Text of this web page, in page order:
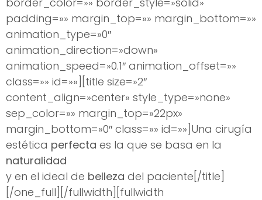
padding=»» margin_top=»» margin_bottom=»»
animation_type=»0″
animation_direction=»down»
animation_speed=»0.1″ animation_offset=»»
class=»» id=»»][title size=»2″
content_align=»center» style_type=»none»
sep_color=»» margin_top=»22px»
margin_bottom=»0″ class=»» id=»»]Una cirugía
estética perfecta es la que se basa en la
naturalidad
y en el ideal de belleza del paciente[/title]
[/one_full][/fullwidth][fullwidth